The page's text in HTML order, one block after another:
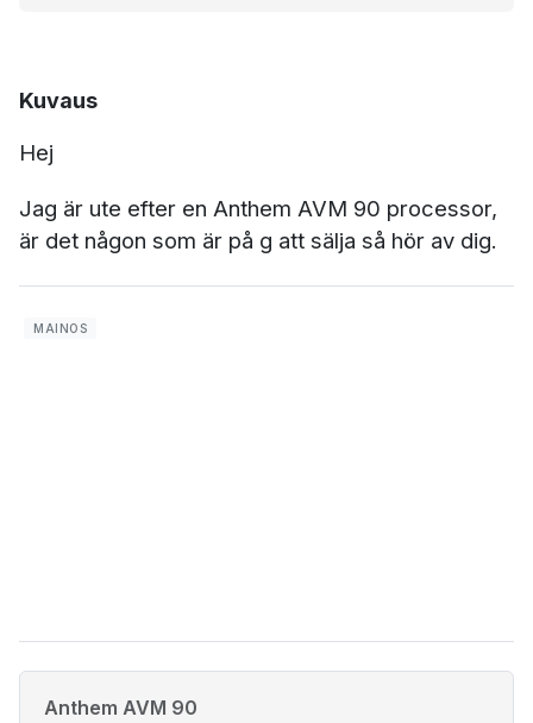
Kuvaus
Hej
Jag är ute efter en Anthem AVM 90 processor,
är det någon som är på g att sälja så hör av dig.
Anthem AVM 90